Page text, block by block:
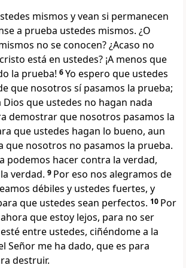
mismos y vean si permanecen
a prueba ustedes mismos. ¿O
no se conocen? ¿Acaso no
está en ustedes? ¡A menos que
la prueba! 6Yo espero que ustedes
que nosotros sí pasamos la prueba;
Dios que ustedes no hagan nada
demostrar que nosotros pasamos la
que ustedes hagan lo bueno, aun
que nosotros no pasamos la prueba.
podemos hacer contra la verdad,
verdad. 9 Por eso nos alegramos de
débiles y ustedes fuertes, y
que ustedes sean perfectos. 10 Por
que estoy lejos, para no ser
entre ustedes, ciñéndome a la
Señor me ha dado, que es para
destruir.